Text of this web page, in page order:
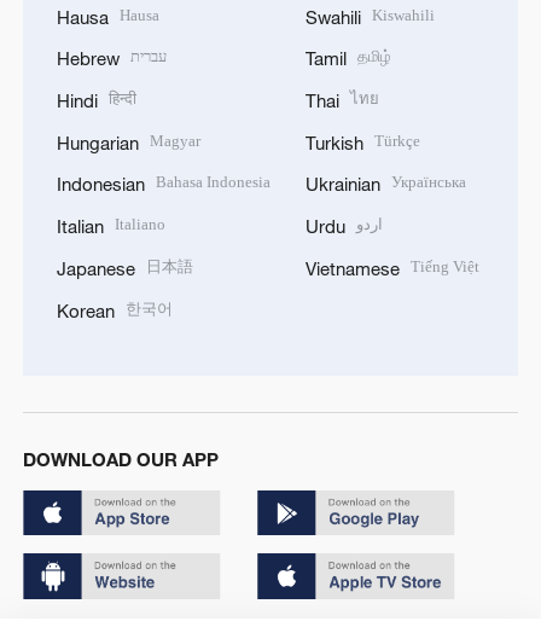
Hausa Hausa
Hebrew עברית
Hindi हिन्दी
Hungarian Magyar
Indonesian Bahasa Indonesia
Italian Italiano
Japanese 日本語
Korean 한국어
Swahili Kiswahili
Tamil தமிழ்
Thai ไทย
Turkish Türkçe
Ukrainian Українська
Urdu اردو
Vietnamese Tiếng Việt
DOWNLOAD OUR APP